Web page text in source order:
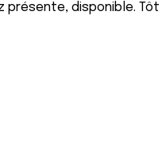
présente, disponible. Tôt